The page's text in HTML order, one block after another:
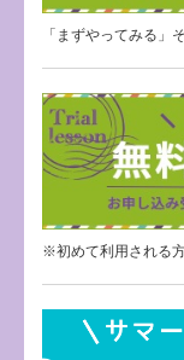
「まずやってみる」
※初めて利用される